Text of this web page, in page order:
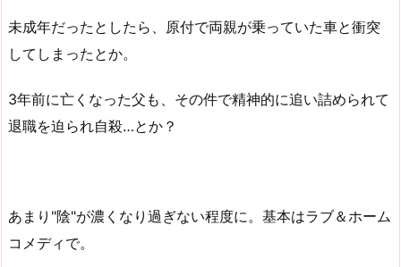
未成年だったとしたら、原付で両親が乗っていた車と衝突
してしまったとか。
3年前に亡くなった父も、その件で精神的に追い詰められて
退職を迫られ自殺…とか？
あまり"陰"が濃くなり過ぎない程度に。基本はラブ＆ホーム
コメディで。